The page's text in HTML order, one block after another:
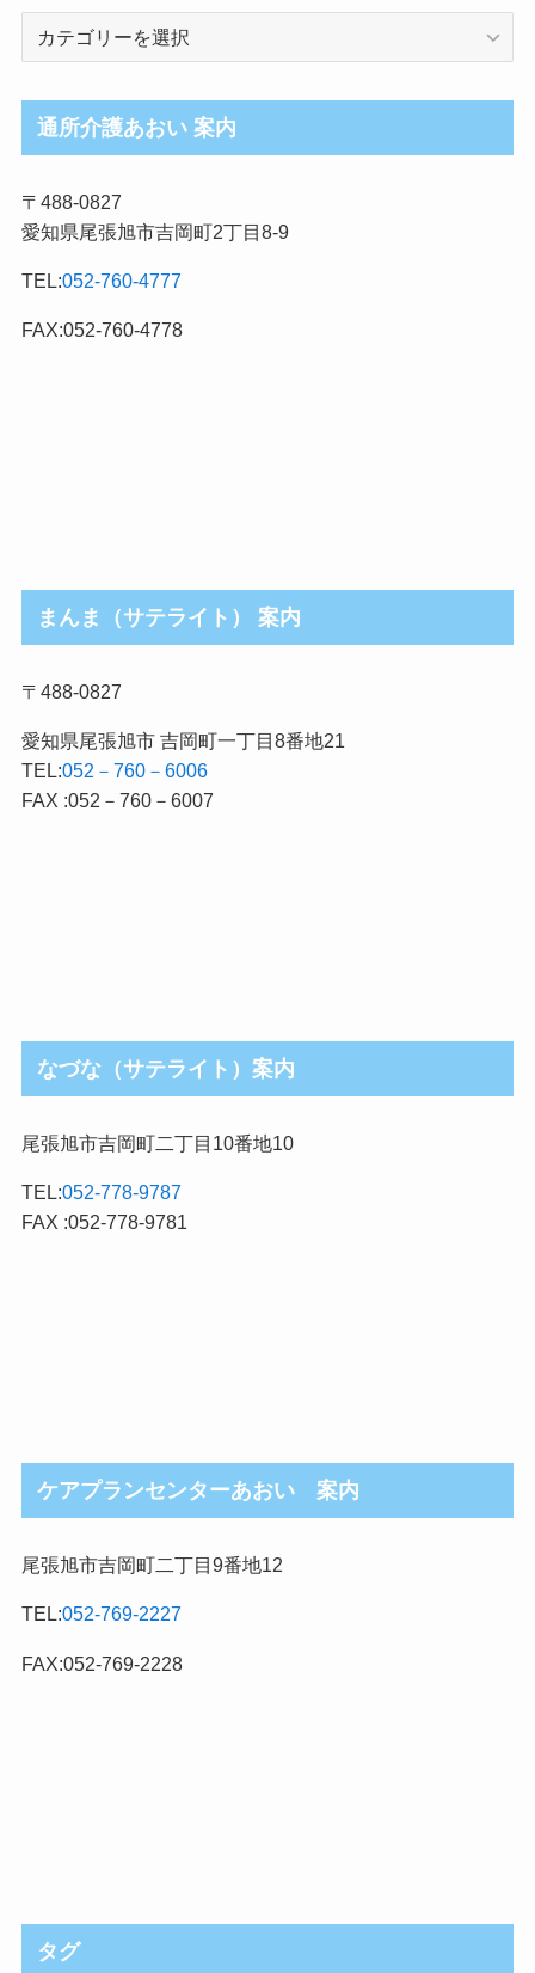
ロ
グ
事
カ
ゴ
リ
通所介護あおい 案内
〒488-0827
愛知県尾張旭市吉岡町2丁目8-9
TEL:052-760-4777
FAX:052-760-4778
まんま（サテライト） 案内
〒488-0827
愛知県尾張旭市 吉岡町一丁目8番地21
TEL:052－760－6006
FAX :052－760－6007
なづな（サテライト）案内
尾張旭市吉岡町二丁目10番地10
TEL:052-778-9787
FAX :052-778-9781
ケアプランセンターあおい 案内
尾張旭市吉岡町二丁目9番地12
TEL:052-769-2227
FAX:052-769-2228
タグ